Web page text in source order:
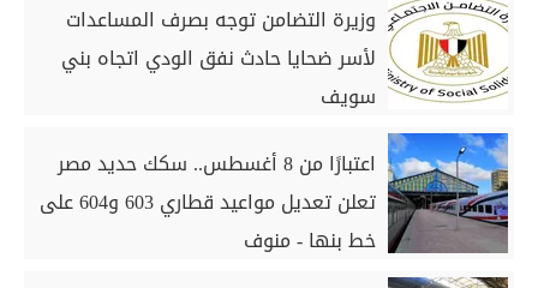
وزيرة التضامن توجه بصرف المساعدات
لأسر ضحايا حادث نفق الودي اتجاه بني
سويف
اعتبارًا من 8 أغسطس.. سكك حديد مصر
تعلن تعديل مواعيد قطاري 603 و604 على
خط بنها - منوف